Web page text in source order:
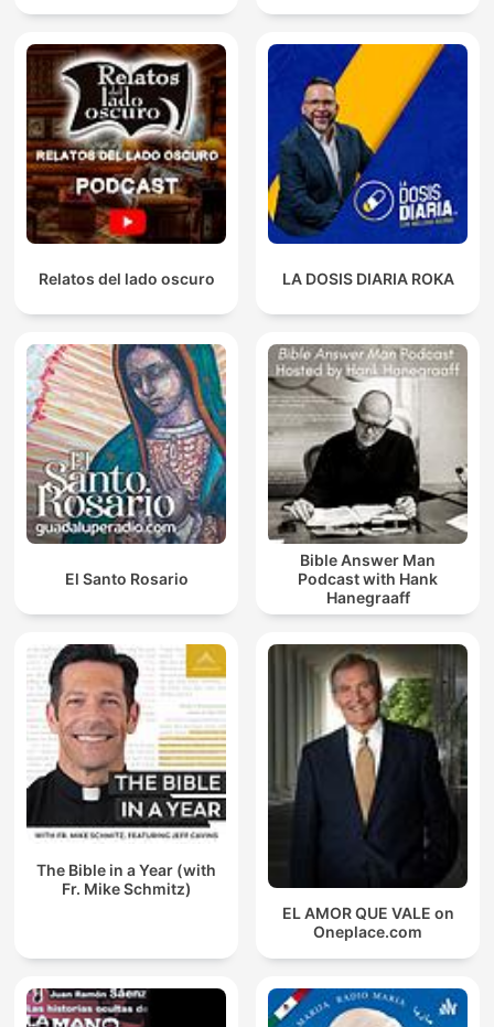
Relatos del lado oscuro LA DOSIS DIARIA ROKA
El Santo Rosario
Bible Answer Man
Podcast with Hank
Hanegraaff
The Bible in a Year (with
Fr. Mike Schmitz)
EL AMOR QUE VALE on
Oneplace.com